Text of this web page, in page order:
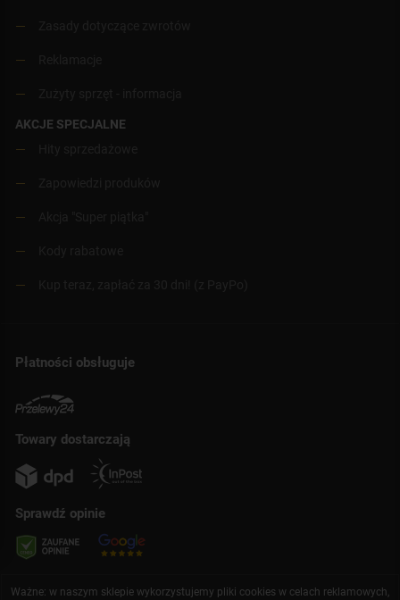
AKCJE SPECJALNE
Płatności obsługuje
Towary dostarczają
Sprawdź opinie
Ważne: w naszym sklepie wykorzystujemy pliki cookies w celach reklamowych,